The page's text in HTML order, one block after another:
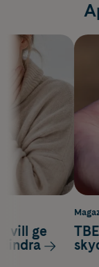
vill ge
lindra